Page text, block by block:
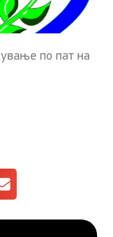
по пат на